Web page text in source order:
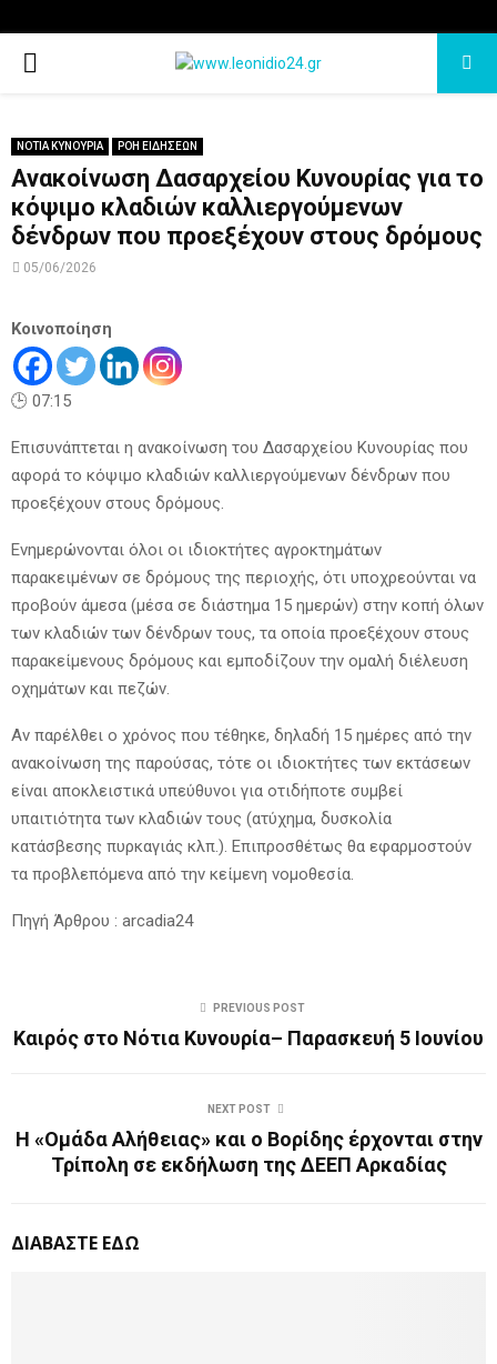
PRIMARY
ΝΟΤΙΑ ΚΥΝΟΥΡΙΑ ΡΟΗ ΕΙΔΗΣΕΩΝ
Ανακοίνωση Δασαρχείου Κυνουρίας για το
κόψιμο κλαδιών καλλιεργούμενων
δένδρων που προεξέχουν στους δρόμους
05/06/2026
Κοινοποίηση
🕒 07:15
Επισυνάπτεται η ανακοίνωση του Δασαρχείου Κυνουρίας που
αφορά το κόψιμο κλαδιών καλλιεργούμενων δένδρων που
προεξέχουν στους δρόμους.
Ενημερώνονται όλοι οι ιδιοκτήτες αγροκτημάτων
παρακειμένων σε δρόμους της περιοχής, ότι υποχρεούνται να
προβούν άμεσα (μέσα σε διάστημα 15 ημερών) στην κοπή όλων
των κλαδιών των δένδρων τους, τα οποία προεξέχουν στους
παρακείμενους δρόμους και εμποδίζουν την ομαλή διέλευση
οχημάτων και πεζών.
Αν παρέλθει ο χρόνος που τέθηκε, δηλαδή 15 ημέρες από την
ανακοίνωση της παρούσας, τότε οι ιδιοκτήτες των εκτάσεων
είναι αποκλειστικά υπεύθυνοι για οτιδήποτε συμβεί
υπαιτιότητα των κλαδιών τους (ατύχημα, δυσκολία
κατάσβεσης πυρκαγιάς κλπ.). Επιπροσθέτως θα εφαρμοστούν
τα προβλεπόμενα από την κείμενη νομοθεσία.
Πηγή Άρθρου : arcadia24
PREVIOUS POST
Καιρός στο Νότια Κυνουρία– Παρασκευή 5 Ιουνίου
NEXT POST
Η «Ομάδα Αλήθειας» και o Βορίδης έρχονται στην
Τρίπολη σε εκδήλωση της ΔΕΕΠ Αρκαδίας
ΔΙΑΒΑΣΤΕ ΕΔΩ